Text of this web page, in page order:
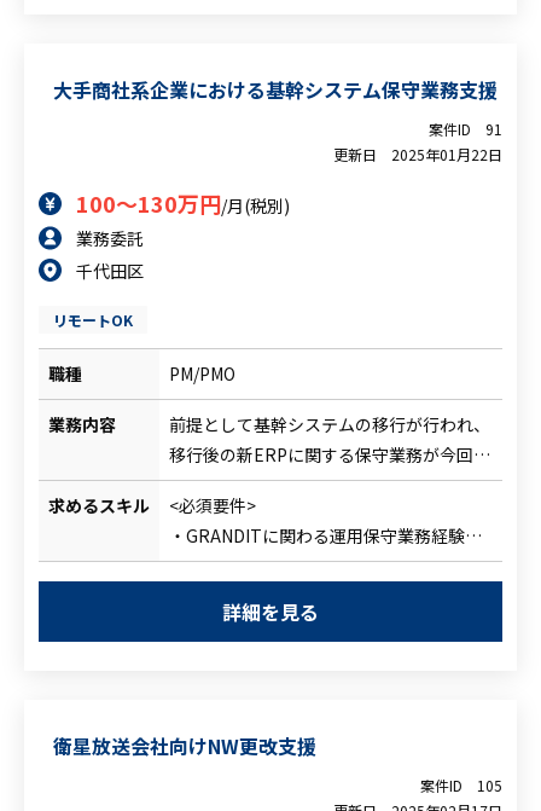
大手商社系企業における基幹システム保守業務支援
案件ID
91
更新日
2025年01月22日
100～130万円/月(税別)
業務委託
千代田区
リモートOK
職種 PM/PMO
業務内容
前提として基幹システムの移行が行われ、
移行後の新ERPに関する保守業務が今回の
対象となります。
そして、弊社の顧客である当商社系グルー
プ企業がその保守業務を請け負っている為
そのメンバーとして参画頂く見込みです。
※ちなみに新ERP導入部分は別のITベンダ
が請け負っています
求めるスキル
<必須要件>
・GRANDITに関わる運用保守業務経験
・PMO業務
・基幹システム導入経験
詳細を見る
衛星放送会社向けNW更改支援
案件ID
105